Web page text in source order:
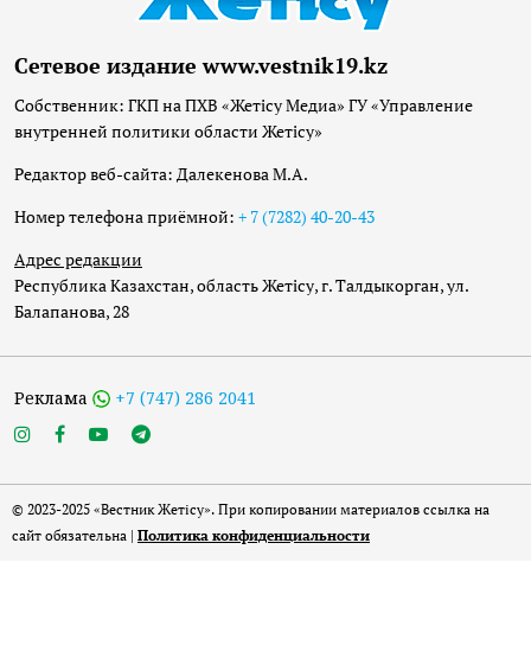
Сетевое издание www.vestnik19.kz
Собственник: ГКП на ПХВ «Жетісу Медиа» ГУ «Управление
внутренней политики области Жетісу»
Редактор веб-сайта: Далекенова М.А.
Номер телефона приёмной: + 7 (7282) 40-20-43
Адрес редакции
Республика Казахстан, область Жетісу, г. Талдыкорган, ул.
Балапанова, 28
Реклама +7 (747) 286 2041
© 2023-2025 «Вестник Жетісу». При копировании материалов ссылка на
сайт обязательна | Политика конфиденциальности